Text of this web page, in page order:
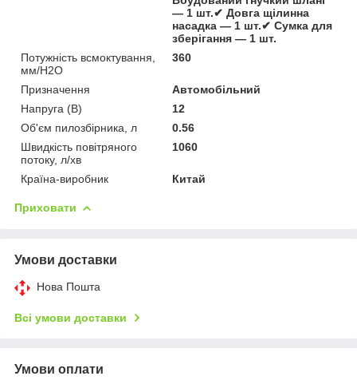
— 1 шт.✔ Довга щілинна
насадка — 1 шт.✔ Сумка для
зберігання — 1 шт.
Потужність всмоктування,
мм/Н2О
360
Призначення
Автомобільний
Напруга (В)
12
Об'єм пилозбірника, л
0.56
Швидкість повітряного
потоку, л/хв
1060
Країна-виробник Китай
Приховати
Умови доставки
Нова Пошта
Всі умови доставки
Умови оплати